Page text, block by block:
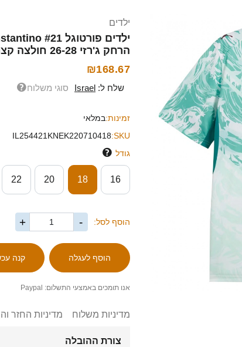
ילדים
הרחק ג'רזי 26-28 חולצה קצרה
₪168.67
שלח ל: Israel סוגי משלוח
זמינות:במלאי
SKU:
IL254421KNEK220710418
גודל
16
18
20
22
הוסף לסל: -
+
אנו תומכים באמצעי התשלום: Paypal
מדיניות משלוח מדיניות החזר
צורת ההובלה